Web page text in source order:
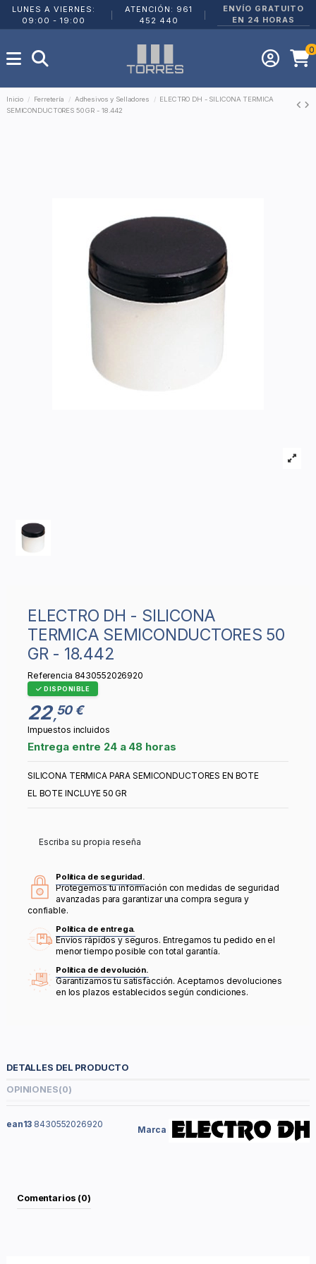
LUNES A VIERNES:
09:00 - 19:00
ATENCIÓN: 961
452 440
ENVÍO GRATUITO
EN 24 HORAS
0
Inicio Ferretería Adhesivos y Selladores
ELECTRO DH - SILICONA TERMICA
SEMICONDUCTORES 50 GR - 18.442
ELECTRO DH - SILICONA
TERMICA SEMICONDUCTORES 50
GR - 18.442
Referencia 8430552026920
DISPONIBLE
22,50 €
Impuestos incluidos
Entrega entre 24 a 48 horas
SILICONA TERMICA PARA SEMICONDUCTORES EN BOTE
EL BOTE INCLUYE 50 GR
Escriba su propia reseña
Política de seguridad.
Protegemos tu información con medidas de seguridad
avanzadas para garantizar una compra segura y
confiable.
Política de entrega.
Envíos rápidos y seguros. Entregamos tu pedido en el
menor tiempo posible con total garantía.
Política de devolución.
Garantizamos tu satisfacción. Aceptamos devoluciones
en los plazos establecidos según condiciones.
DETALLES DEL PRODUCTO
OPINIONES(0)
Marca
ean13 8430552026920
Comentarios (0)